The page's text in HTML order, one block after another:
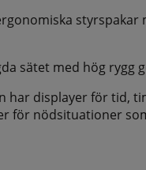
sätet med hög rygg
har displayer för tid,
för nödsituationer